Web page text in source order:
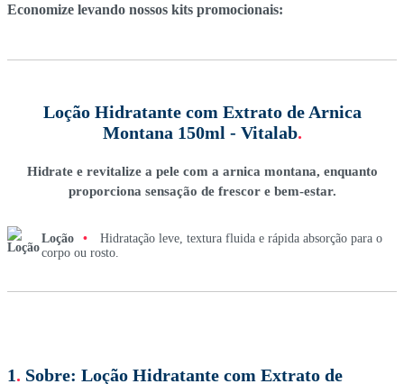
Economize levando nossos kits promocionais:
Loção Hidratante com Extrato de Arnica
Montana 150ml - Vitalab.
Hidrate e revitalize a pele com a arnica montana, enquanto
proporciona sensação de frescor e bem-estar.
Loção •
Hidratação leve, textura fluida e rápida absorção para o
corpo ou rosto.
1. Sobre: Loção Hidratante com Extrato de